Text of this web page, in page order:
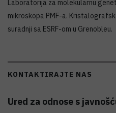
Laboratorija za molekularnu
mikroskopa PMF-a.
suradnji sa ESRF-om u Grenobleu.
KONTAKTIRAJTE NAS
Ured za odnose s